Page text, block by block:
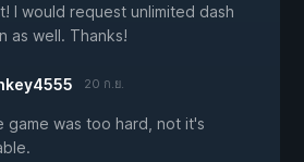
I would request unlimited dash
as well. Thanks!
20 ก.ย.
game was too hard, not it's